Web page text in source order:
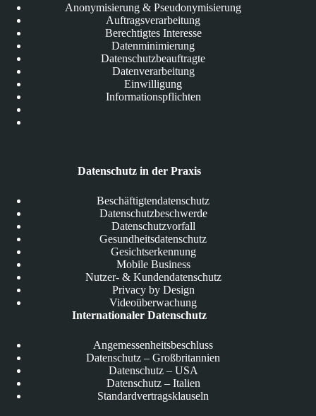
Anonymisierung & Pseudonymisierung
Auftragsverarbeitung
Berechtigtes Interesse
Datenminimierung
Datenschutzbeauftragte
Datenverarbeitung
Einwilligung
Informationspflichten
Datenschutz in der Praxis
Beschäftigtendatenschutz
Datenschutzbeschwerde
Datenschutzvorfall
Gesundheitsdatenschutz
Gesichtserkennung
Mobile Business
Nutzer- & Kundendatenschutz
Privacy by Design
Videoüberwachung
Internationaler Datenschutz
Angemessenheitsbeschluss
Datenschutz – Großbritannien
Datenschutz – USA
Datenschutz – Italien
Standardvertragsklauseln